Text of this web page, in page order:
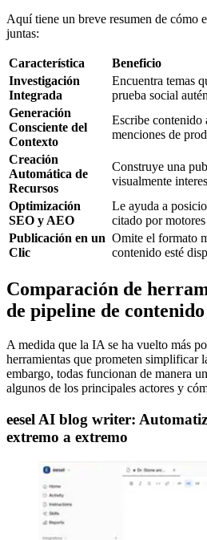
Aquí tiene un breve resumen de cómo
juntas:
Característica
Beneficio
Investigación
Integrada
Encuentra temas
prueba social
Generación
Consciente del
Contexto
Escribe contenido
menciones de
Creación
Automática de
Recursos
Construye una
visualmente
Optimización
SEO y AEO
Le ayuda a
citado por
Publicación en un
Clic
Omite el formato
contenido esté
Comparación de
de pipeline de
A medida que la IA se ha vuelto más
herramientas que prometen simplificar
embargo, todas funcionan de manera
algunos de los principales actores y
eesel AI blog writer:
extremo a extremo